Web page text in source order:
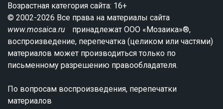
Возрастная категория сайта: 16+
© 2002-2026 Все права на материалы сайта
www.mosaica.ru
принадлежат ООО «Мозаика»®,
воспроизведение, перепечатка (целиком или частями)
материалов может производиться только по
письменному разрешению правообладателя.
По вопросам воспроизведения, перепечатки
материалов